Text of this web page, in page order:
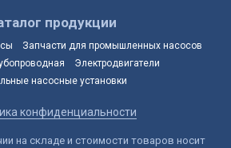
продукции
Запчасти для промышленных насосов
Электродвигатели
насосные установки
конфиденциальности
на складе и стоимости товаров носит